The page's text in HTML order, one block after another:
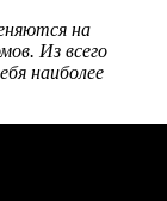
на
Из всего
наиболее